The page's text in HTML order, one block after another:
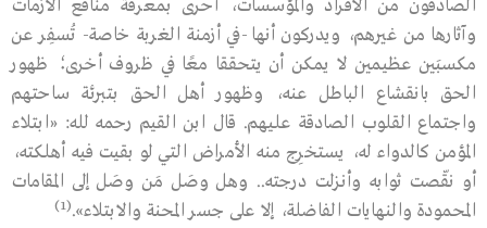
الصادقون من الأفراد والمؤسسات، أحرى بمعرفة منافع الأزمات
وآثارها من غيرهم، ويدركون أنها -في أزمنة الغربة خاصة- تُسفِر عن
مكسبَين عظيمين لا يمكن أن يتحققا معًا في ظروف أخرى؛ ظهور
الحق بانقشاع الباطل عنه، وظهور أهل الحق بتبرئة ساحتهم
واجتماع القلوب الصادقة عليهم. قال ابن القيم رحمه ﷲ: «ابتلاء
المؤمن كالدواء له، يستخرِج منه الأمراض التي لو بقيت فيه أهلكته،
أو نقّصت ثوابه وأنزلت درجته.. وهل وصَل مَن وصَل إلى المقامات
المحمودة والنهايات الفاضلة، إلا على جسر المحنة والابتلاء».(1)